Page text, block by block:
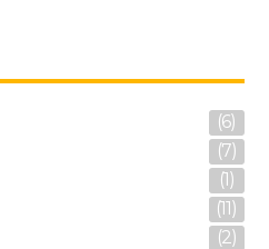
(6)
(7)
(1)
(11)
(2)